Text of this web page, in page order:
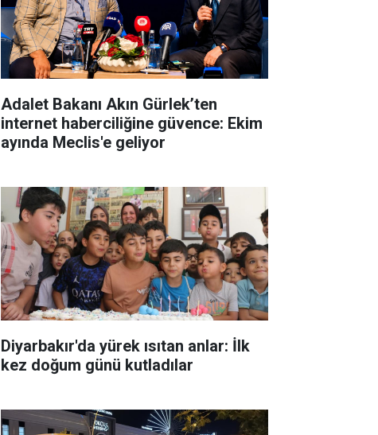
Adalet Bakanı Akın Gürlek’ten
internet haberciliğine güvence: Ekim
ayında Meclis'e geliyor
Diyarbakır'da yürek ısıtan anlar: İlk
kez doğum günü kutladılar